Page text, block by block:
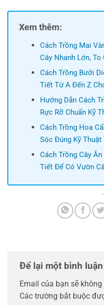
Xem thêm:
Cách Trồng Mai
Cây Nhanh Lớn, To
Cách Trồng Bưởi
Tiết Từ A Đến Z
Hướng Dẫn Cách
Rực Rỡ Chuẩn Kỹ
Cách Trồng Hoa
Sóc Đúng Kỹ Thuật
Cách Trồng Cây
Tiết Để Có Vườn
Để lại một bình luận
Email của bạn sẽ
Các trường bắt buộc